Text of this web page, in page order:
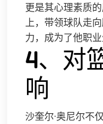
更是其心理素质
上，带领球队走
力，成为了他职业
4、对
响
沙奎尔·奥尼尔不